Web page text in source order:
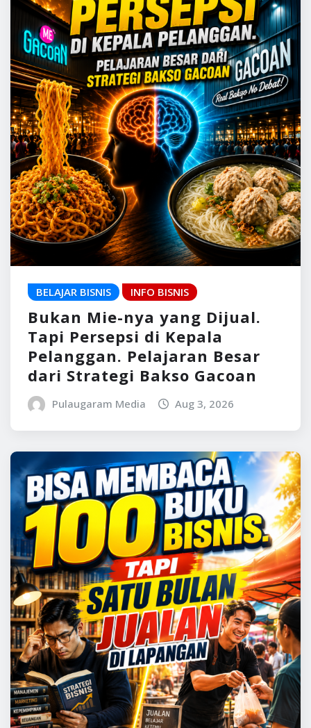
BELAJAR BISNIS INFO BISNIS
Bukan Mie-nya yang Dijual.
Tapi Persepsi di Kepala
Pelanggan. Pelajaran Besar
dari Strategi Bakso Gacoan
Pulaugaram Media Aug 3, 2026